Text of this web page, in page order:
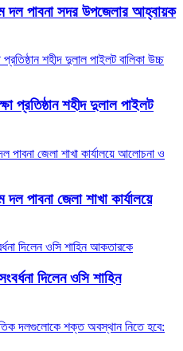
দল পাবনা সদর উপজেলার আহ্বায়ক
প্রতিষ্ঠান শহীদ দুলাল পাইলট
দল পাবনা জেলা শাখা কার্যালয়ে
দিলেন ওসি শাহিন